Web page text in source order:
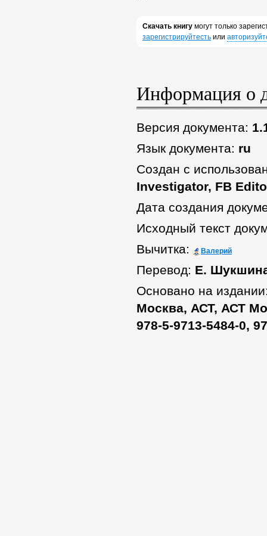
Скачать книгумогут только
зарегистрируйтестьили
Информация о
Версия документа:
Язык документа: ru
Создан с
Investigator, FB
Дата создания
Исходный текст
Вычитка:
Валерий
Перевод: Е.
Основано на
Москва, АСТ, АСТ
978-5-9713-5484-0,